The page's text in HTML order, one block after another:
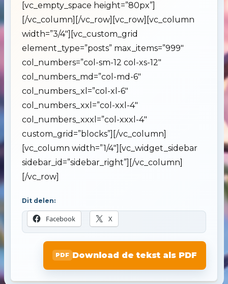
[vc_empty_space height=”80px”]
[/vc_column][/vc_row][vc_row][vc_column
width=”3/4″][vc_custom_grid
element_type=”posts” max_items=”999″
col_numbers=”col-sm-12 col-xs-12″
col_numbers_md=”col-md-6″
col_numbers_xl=”col-xl-6″
col_numbers_xxl=”col-xxl-4″
col_numbers_xxxl=”col-xxxl-4″
custom_grid=”blocks”][/vc_column]
[vc_column width=”1/4″][vc_widget_sidebar
sidebar_id=”sidebar_right”][/vc_column]
[/vc_row]
Dit delen:
Facebook X
Download de tekst als PDF